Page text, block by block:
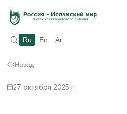
Ru En Ar
Назад
27 октября 2025 г.